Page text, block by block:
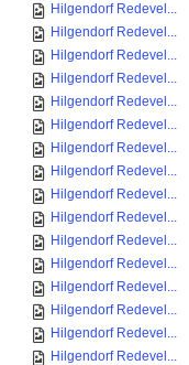
Hilgendorf Redevel...
Hilgendorf Redevel...
Hilgendorf Redevel...
Hilgendorf Redevel...
Hilgendorf Redevel...
Hilgendorf Redevel...
Hilgendorf Redevel...
Hilgendorf Redevel...
Hilgendorf Redevel...
Hilgendorf Redevel...
Hilgendorf Redevel...
Hilgendorf Redevel...
Hilgendorf Redevel...
Hilgendorf Redevel...
Hilgendorf Redevel...
Hilgendorf Redevel...